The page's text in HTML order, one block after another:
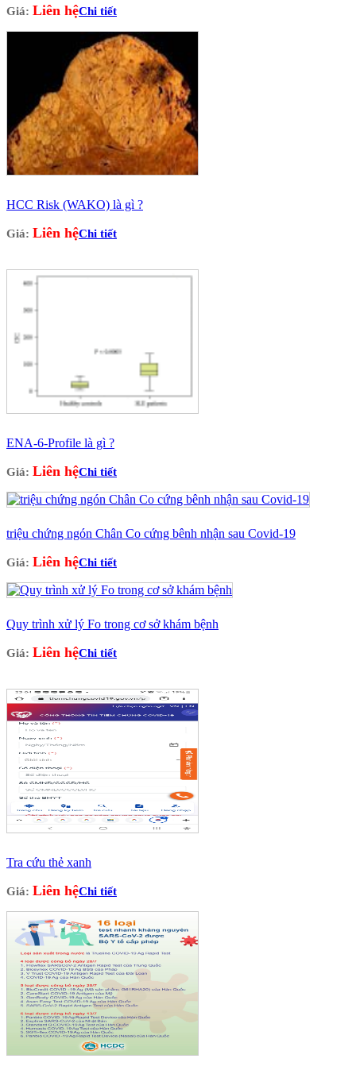
Giá: Liên hệChi tiết
HCC Risk (WAKO) là gì ?
Giá: Liên hệChi tiết
ENA-6-Profile là gì ?
Giá: Liên hệChi tiết
triệu chứng ngón Chân Co cứng bênh nhận sau Covid-19
Giá: Liên hệChi tiết
Quy trình xử lý Fo trong cơ sở khám bệnh
Giá: Liên hệChi tiết
Tra cứu thẻ xanh
Giá: Liên hệChi tiết